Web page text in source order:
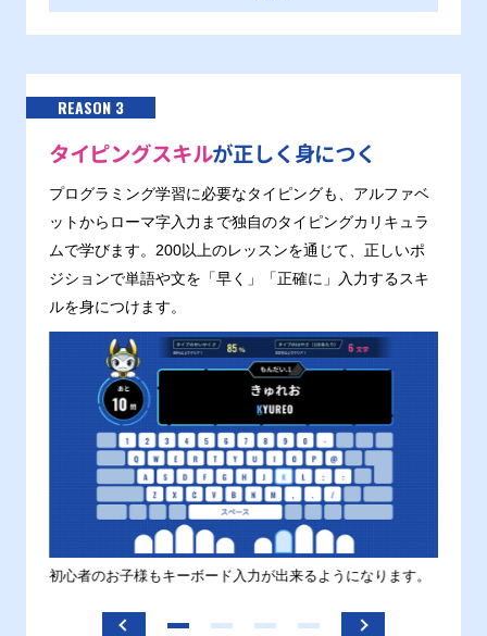
REASON 3
タイピングスキルが正しく身につく
プログラミング学習に必要なタイピングも、アルファベ
ットからローマ字入力まで独自のタイピングカリキュラ
ムで学びます。200以上のレッスンを通じて、正しいポ
ジションで単語や文を「早く」「正確に」入力するスキ
ルを身につけます。
初心者のお子様もキーボード入力が出来るようになります。